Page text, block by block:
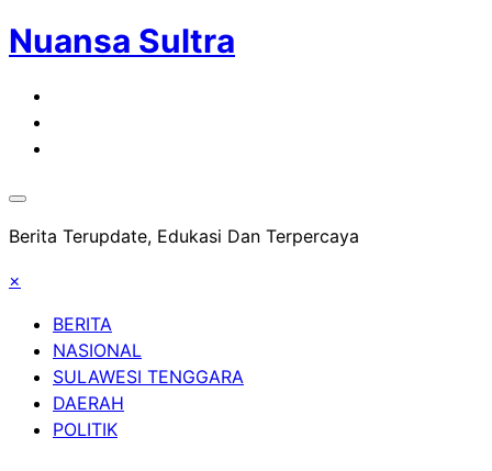
Skip
to
Nuansa Sultra
Berita Terupdate, Edukasi Dan Terpercaya
×
BERITA
NASIONAL
SULAWESI TENGGARA
DAERAH
POLITIK